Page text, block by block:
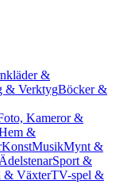
&
& VerktygBöcker &
Kameror &
&
KonstMusikMynt &
Sport &
& VäxterTV-spel &